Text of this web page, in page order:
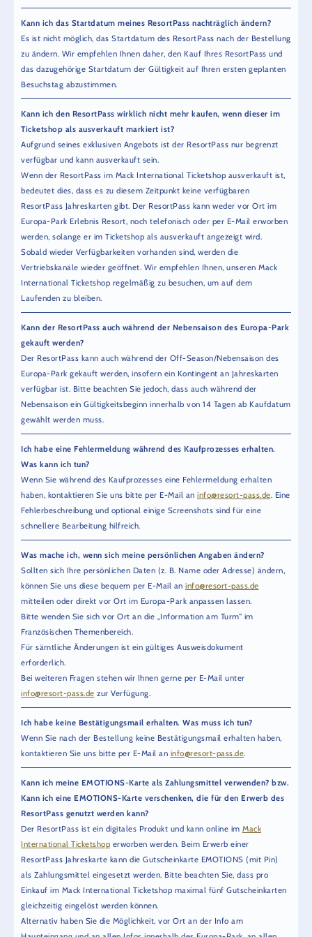
Kann ich das Startdatum meines ResortPass nachträglich ändern?
Es ist nicht möglich, das Startdatum des ResortPass nach der Bestellung
zu ändern. Wir empfehlen Ihnen daher, den Kauf Ihres ResortPass und
das dazugehörige Startdatum der Gültigkeit auf Ihren ersten geplanten
Besuchstag abzustimmen.
Kann ich den ResortPass wirklich nicht mehr kaufen, wenn dieser im
Ticketshop als ausverkauft markiert ist?
Aufgrund seines exklusiven Angebots ist der ResortPass nur begrenzt
verfügbar und kann ausverkauft sein.
Wenn der ResortPass im Mack International Ticketshop ausverkauft ist,
bedeutet dies, dass es zu diesem Zeitpunkt keine verfügbaren
ResortPass Jahreskarten gibt. Der ResortPass kann weder vor Ort im
Europa-Park Erlebnis Resort, noch telefonisch oder per E-Mail erworben
werden, solange er im Ticketshop als ausverkauft angezeigt wird.
Sobald wieder Verfügbarkeiten vorhanden sind, werden die
Vertriebskanäle wieder geöffnet. Wir empfehlen Ihnen, unseren Mack
International Ticketshop regelmäßig zu besuchen, um auf dem
Laufenden zu bleiben.
Kann der ResortPass auch während der Nebensaison des Europa-Park
gekauft werden?
Der ResortPass kann auch während der Off-Season/Nebensaison des
Europa-Park gekauft werden, insofern ein Kontingent an Jahreskarten
verfügbar ist. Bitte beachten Sie jedoch, dass auch während der
Nebensaison ein Gültigkeitsbeginn innerhalb von 14 Tagen ab Kaufdatum
gewählt werden muss.
Ich habe eine Fehlermeldung während des Kaufprozesses erhalten.
Was kann ich tun?
Wenn Sie während des Kaufprozesses eine Fehlermeldung erhalten
haben, kontaktieren Sie uns bitte per E-Mail an info@resort-pass.de. Eine
Fehlerbeschreibung und optional einige Screenshots sind für eine
schnellere Bearbeitung hilfreich.
Was mache ich, wenn sich meine persönlichen Angaben ändern?
Sollten sich Ihre persönlichen Daten (z. B. Name oder Adresse) ändern,
können Sie uns diese bequem per E-Mail an info@resort-pass.de
mitteilen oder direkt vor Ort im Europa-Park anpassen lassen.
Bitte wenden Sie sich vor Ort an die „Information am Turm“ im
Französischen Themenbereich.
Für sämtliche Änderungen ist ein gültiges Ausweisdokument
erforderlich.
Bei weiteren Fragen stehen wir Ihnen gerne per E-Mail unter
info@resort-pass.de zur Verfügung.
Ich habe keine Bestätigungsmail erhalten. Was muss ich tun?
Wenn Sie nach der Bestellung keine Bestätigungsmail erhalten haben,
kontaktieren Sie uns bitte per E-Mail an info@resort-pass.de.
Kann ich meine EMOTIONS-Karte als Zahlungsmittel verwenden? bzw.
Kann ich eine EMOTIONS-Karte verschenken, die für den Erwerb des
ResortPass genutzt werden kann?
Der ResortPass ist ein digitales Produkt und kann online im Mack
International Ticketshop erworben werden. Beim Erwerb einer
ResortPass Jahreskarte kann die Gutscheinkarte EMOTIONS (mit Pin)
als Zahlungsmittel eingesetzt werden. Bitte beachten Sie, dass pro
Einkauf im Mack International Ticketshop maximal fünf Gutscheinkarten
gleichzeitig eingelöst werden können.
Alternativ haben Sie die Möglichkeit, vor Ort an der Info am